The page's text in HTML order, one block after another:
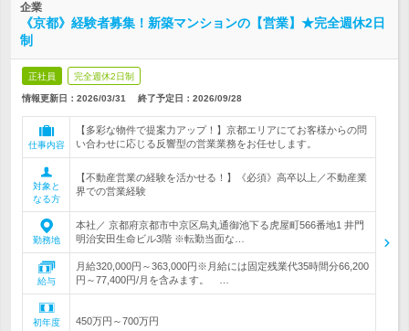
企業
《京都》経験者募集！新築マンションの【営業】★完全週休2日
制
正社員 完全週休2日制
情報更新日：2026/03/31 終了予定日： 2026/09/28
仕事内容
【多彩な物件で提案力アップ！】京都エリアにてお客様からの問
い合わせに応じる反響型の営業業務をお任せします。
対象と
なる方
【不動産営業の経験を活かせる！】《必須》高卒以上／不動産業
界での営業経験
勤務地
本社／ 京都府京都市中京区烏丸通御池下る虎屋町566番地1 井門
明治安田生命ビル3階 ※転勤当面な…
給与
月給320,000円～363,000円※月給には固定残業代35時間分66,200
円～77,400円/月を含みます。 …
初年度
450万円～700万円